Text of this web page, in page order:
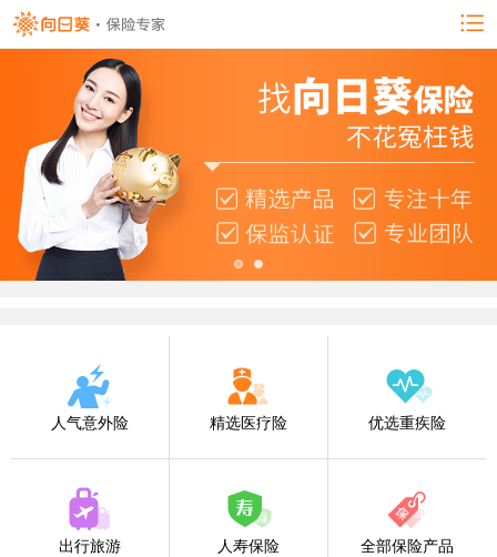
人气意外险 精选医疗险 优选重疾险
出行旅游 人寿保险 全部保险产品